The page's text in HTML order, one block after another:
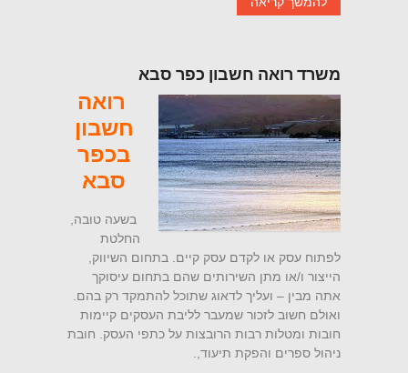
משרד רואה חשבון כפר סבא
רואה
חשבון
בכפר
סבא
בשעה טובה,
החלטת
לפתוח עסק או לקדם עסק קיים. בתחום השיווק,
הייצור ו/או מתן השירותים שהם בתחום עיסוקך
אתה מבין – ועליך לדאוג שתוכל להתמקד רק בהם.
ואולם חשוב לזכור שמעבר לליבת העסקים קיימות
חובות ומטלות רבות הרובצות על כתפי העסק. חובת
ניהול ספרים והפקת תיעוד,.